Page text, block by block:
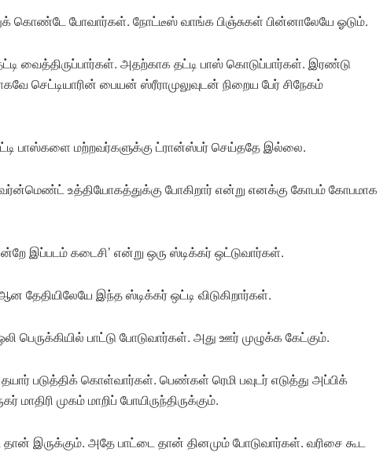
கொண்டே போவார்கள். நோட்டீஸ் வாங்க பிஞ்சுகள் பின்னாலேயே ஓடும்.
வைத்திருப்பார்கள். அதற்காக தட்டி பாஸ் கொடுப்பார்கள். இரண்டு
செட்டியாரின் பையன் ஸ்ரீராமுலுவுடன் நிறைய பேர் சிநேகம்
பாஸ்களை மற்றவர்களுக்கு ட்ரான்ஸ்பர் செய்ததே இல்லை.
உத்தியோகத்துக்கு போகிறார் என்று எனக்கு கோபம் கோபமாக
இப்படம் கடைசி’ என்று ஒரு ஸ்டிக்கர் ஒட்டுவார்கள்.
இந்த ஸ்டிக்கர் ஒட்டி விடுகிறார்கள்.
பெருக்கியில் பாட்டு போடுவார்கள். அது ஊர் முழுக்க கேட்கும்.
படுத்திக் கொள்வார்கள். பெண்கள் ரெமி பவுடர் எடுத்து அப்பிக்
முகம் மாறிப் போயிருந்திருக்கும்.
தான் இருக்கும். அதே பாட்டை தான் தினமும் போடுவார்கள். வரிசை கூட